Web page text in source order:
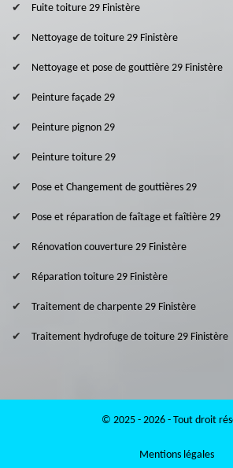
Fuite toiture 29 Finistère
Nettoyage de toiture 29 Finistère
Nettoyage et pose de gouttière 29 Finistère
Peinture façade 29
Peinture pignon 29
Peinture toiture 29
Pose et Changement de gouttières 29
Pose et réparation de faîtage et faîtière 29
Rénovation couverture 29 Finistère
Réparation toiture 29 Finistère
Traitement de charpente 29 Finistère
Traitement hydrofuge de toiture 29 Finistère
© 2025 - 2026 - Tout droit
Mentions légales